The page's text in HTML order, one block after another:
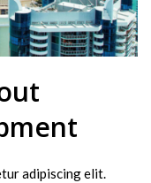
adipiscing elit.